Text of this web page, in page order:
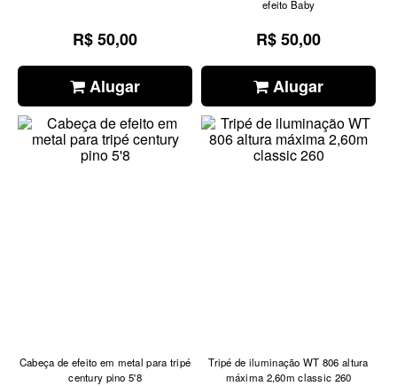
R$ 50,00
Alugar
efeito Baby
R$ 50,00
Alugar
Cabeça de efeito em metal para tripé
century pino 5'8
Tripé de iluminação WT 806 altura
máxima 2,60m classic 260